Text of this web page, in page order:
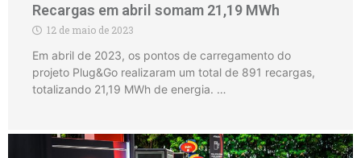
Recargas em abril somam 21,19 MWh
12 de maio de 2023
Em abril de 2023, os pontos de carregamento do
projeto Plug&Go realizaram um total de 891 recargas,
totalizando 21,19 MWh de energia. …